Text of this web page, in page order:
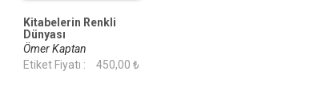
Kitabelerin Renkli
Dünyası
Ömer Kaptan
Etiket Fiyatı :
450,00 ₺